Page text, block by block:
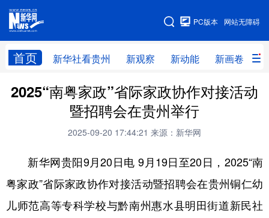
网站无障碍
PC版本
首页 新华社看贵州 新观察 新动能 新画卷
网站地图
新华社看贵州 新观察 新动能 新画卷
贵州领导 人事
直播
畅游贵州 数字贵州 律动贵州 健康贵州
光影贵州 部门之窗 县区直达 企业速递
2025“南粤家政”省际家政协作对接活动
暨招聘会在贵州举行
2025-09-20 17:44:21 来源：新华网
新华网贵阳9月20日电 9月19日至20日，2025“南
粤家政”省际家政协作对接活动暨招聘会在贵州铜仁幼
儿师范高等专科学校与黔南州惠水县明田街道新民社